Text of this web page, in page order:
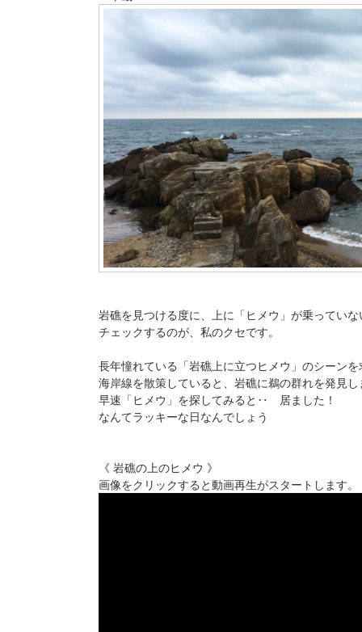
岩礁を見つける度に、上に「ヒメウ」が乗ってい
チェックするのが、私のクセです。
長年憧れている「岩礁上に立つヒメウ」のシーン
海岸線を散策していると、岩礁に鵜の群れを発見
早速「ヒメウ」を探してみると‥ 居ました！
なんてラッキーな日なんでしょう
《 岩礁の上のヒメウ 》
画像をクリックすると動画再生がスタートします。